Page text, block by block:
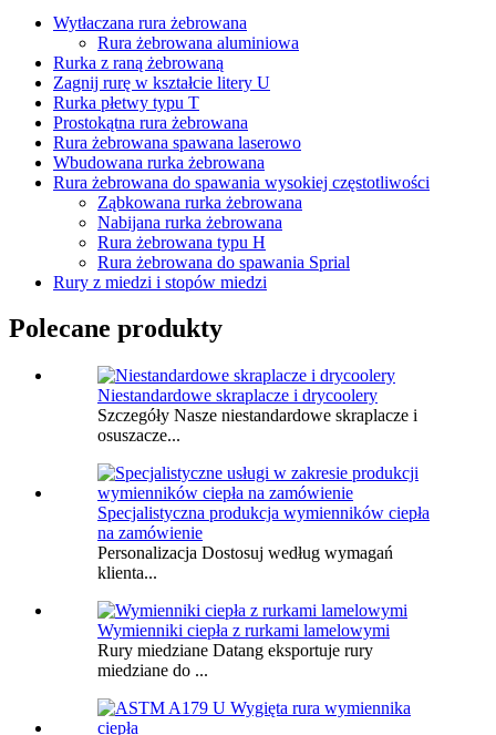
Wytłaczana rura żebrowana
Rura żebrowana aluminiowa
Rurka z raną żebrowaną
Zagnij rurę w kształcie litery U
Rurka płetwy typu T
Prostokątna rura żebrowana
Rura żebrowana spawana laserowo
Wbudowana rurka żebrowana
Rura żebrowana do spawania wysokiej częstotliwości
Ząbkowana rurka żebrowana
Nabijana rurka żebrowana
Rura żebrowana typu H
Rura żebrowana do spawania Sprial
Rury z miedzi i stopów miedzi
Polecane produkty
Niestandardowe skraplacze i drycoolery
Szczegóły Nasze niestandardowe skraplacze i
osuszacze...
Specjalistyczna produkcja wymienników ciepła
na zamówienie
Personalizacja Dostosuj według wymagań
klienta...
Wymienniki ciepła z rurkami lamelowymi
Rury miedziane Datang eksportuje rury
miedziane do ...